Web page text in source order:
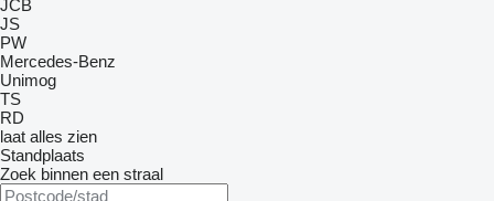
JCB
JS
PW
Mercedes-Benz
Unimog
TS
RD
laat alles zien
Standplaats
Zoek binnen een straal